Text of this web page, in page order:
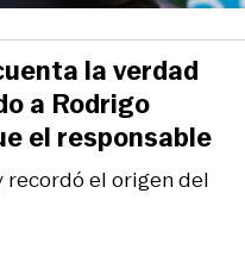
recordó el origen del
la verdad
a Rodrigo
el responsable